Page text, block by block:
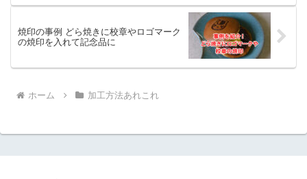
焼印の事例 どら焼きに校章やロゴマーク
の焼印を入れて記念品に
ホーム 加工方法あれこれ